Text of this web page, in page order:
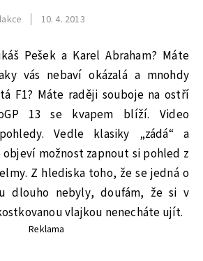
10. 4. 2013
Pešek a Karel Abraham? Máte
vás nebaví okázalá a mnohdy
F1? Máte raději souboje na ostří
13 se kvapem blíží. Video
Vedle klasiky „zádá“ a
objeví možnost zapnout si pohled z
Z hlediska toho, že se jedná o
dlouho nebyly, doufám, že si v
vlajkou nenecháte ujít.
Reklama